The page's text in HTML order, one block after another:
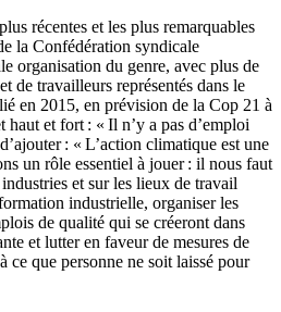
récentes et les plus remarquables
la Confédération syndicale
organisation du genre, avec plus de
de travailleurs représentés dans le
en 2015, en prévision de la Cop 21 à
et fort : « Il n’y a pas d’emploi
: « L’action climatique est une
un rôle essentiel à jouer : il nous faut
et sur les lieux de travail
industrielle, organiser les
de qualité qui se créeront dans
et lutter en faveur de mesures de
que personne ne soit laissé pour